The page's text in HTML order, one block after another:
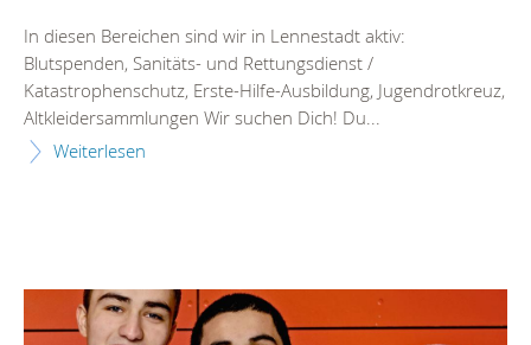
In diesen Bereichen sind wir in Lennestadt aktiv:
Blutspenden, Sanitäts- und Rettungsdienst /
Katastrophenschutz, Erste-Hilfe-Ausbildung, Jugendrotkreuz,
Altkleidersammlungen Wir suchen Dich! Du...
Weiterlesen